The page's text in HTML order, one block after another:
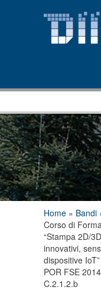
Tu sei qui
Home » Bandi
Corso di
“Stampa 2D/
innovativi,
dispositive
POR FSE
C.2.1.2.b